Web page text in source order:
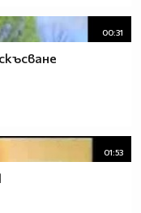
00:31
01:53